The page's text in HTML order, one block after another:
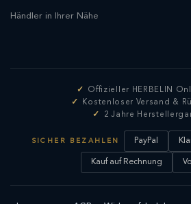
Händler in Ihrer Nähe
Offizieller HERBELIN
Kostenloser Versand &
2 Jahre
SICHER BEZAHLEN PayPal
Kauf auf Rechnung